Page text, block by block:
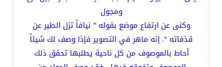
ومجول
وكنى عن ارتفاع موضع بقوله " نيافاً تزل الطير عن
قذفاته ". إنه ماهر في التصوير فإذا وصف لك شيئاً
أحاط بالموصوف من كل ناحية يطلبها تحقق ذلك